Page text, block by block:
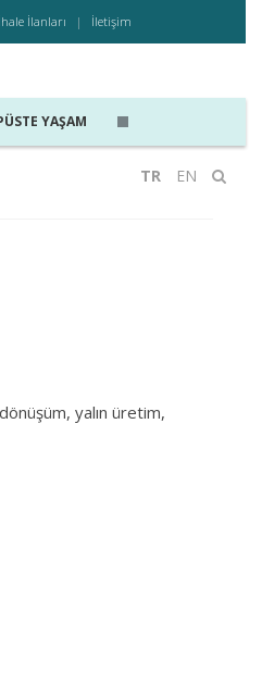
İhale İlanları İletişim
TR EN
YAŞAM
yalın üretim,